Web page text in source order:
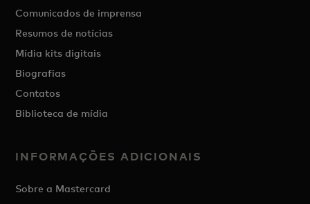
Comunicados de imprensa
Resumos de notícias
Mídia kits digitais
Biografias
Contatos
Biblioteca de mídia
INFORMAÇÕES ADICIONAIS
Sobre a Mastercard